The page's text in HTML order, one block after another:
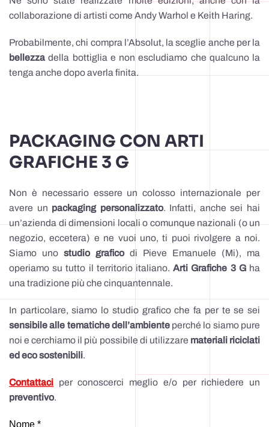
collaborazione di artisti come Andy Warhol e Keith Haring.
Probabilmente, chi compra l’Absolut, la sceglie anche per la
bellezzadella bottiglia e non escludiamo che qualcuno la
tenga anche dopo averla finita.
PACKAGING CON ARTI
GRAFICHE 3 G
Non è necessario essere un colosso internazionale per
avere un packaging personalizzato. Infatti, anche sei hai
un’azienda di dimensioni locali o comunque nazionali (o un
negozio, eccetera) e ne vuoi uno, ti puoi rivolgere a noi.
Siamo uno studio graficodi Pieve Emanuele (Mi), ma
operiamo su tutto il territorio italiano.Arti Grafiche 3 Gha
una tradizione più che cinquantennale.
In particolare, siamo lo studio grafico che fa per te se sei
sensibile alle tematiche dell’ambienteperché lo siamo pure
noi e cerchiamo il più possibile di utilizzare materiali riciclati
ed eco sostenibili.
Contattaci per conoscerci meglio e/o per richiedere un
preventivo.
Nome *